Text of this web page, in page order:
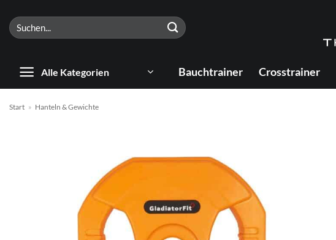
Inhalt
springen
Suchen
nach:
Alle Kategorien Bauchtrainer Crosstrainer
Start » Hanteln & Gewichte